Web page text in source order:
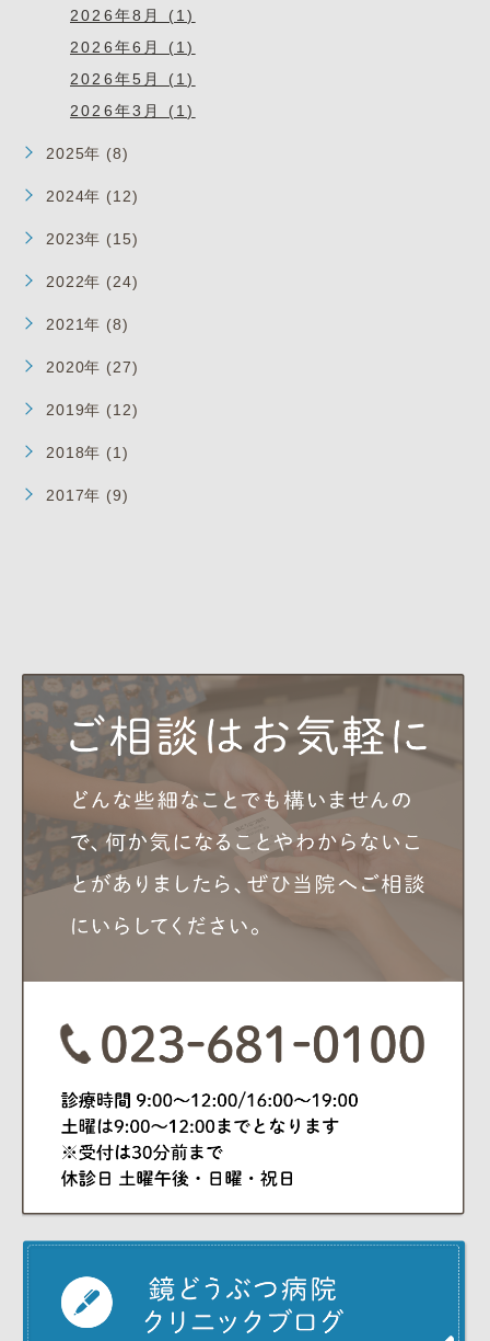
2026年8月 (1)
2026年6月 (1)
2026年5月 (1)
2026年3月 (1)
2025年 (8)
2024年 (12)
2023年 (15)
2022年 (24)
2021年 (8)
2020年 (27)
2019年 (12)
2018年 (1)
2017年 (9)